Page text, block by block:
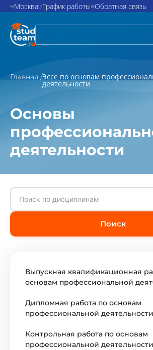
Москва График работы Обратная связь
Главная /Эссе по основам
деятельности
Основы
деятельности
Поиск
Выпускная квалификационная
основам профессиональной
Дипломная работа по основам
профессиональной деятельности
Контрольная работа по основам
профессиональной деятельности